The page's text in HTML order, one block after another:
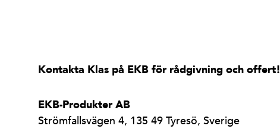
Kontakta Klas på EKB för rådgivning och offert!
EKB-Produkter AB
Strömfallsvägen 4, 135 49 Tyresö, Sverige